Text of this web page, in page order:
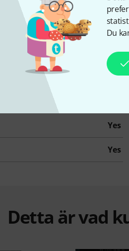
Du
No
No
No
No
Yes
Yes
Detta är vad